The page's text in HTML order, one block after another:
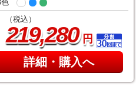
（税込）
219,280円
詳細・購入へ